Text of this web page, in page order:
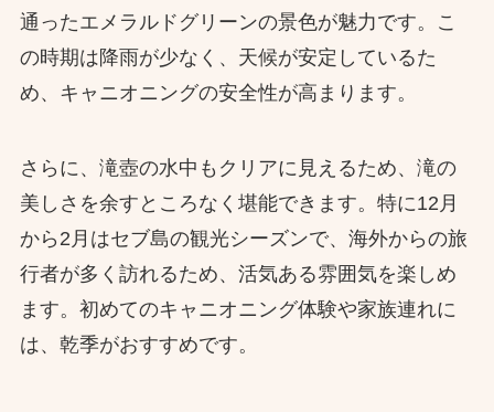
通ったエメラルドグリーンの景色が魅力です。こ
の時期は降雨が少なく、天候が安定しているた
め、キャニオニングの安全性が高まります。
さらに、滝壺の水中もクリアに見えるため、滝の
美しさを余すところなく堪能できます。特に12月
から2月はセブ島の観光シーズンで、海外からの旅
行者が多く訪れるため、活気ある雰囲気を楽しめ
ます。初めてのキャニオニング体験や家族連れに
は、乾季がおすすめです。